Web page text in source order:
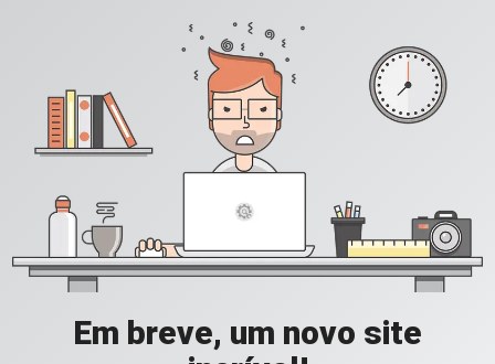
Em breve, um novo site